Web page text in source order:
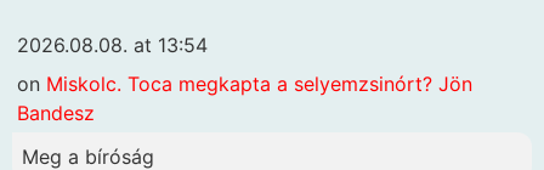
2026.08.08. at 13:54
on Miskolc. Toca megkapta a selyemzsinórt? Jön
Bandesz
Meg a bíróság